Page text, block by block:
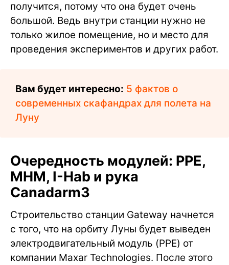
получится, потому что она будет очень
большой. Ведь внутри станции нужно не
только жилое помещение, но и место для
проведения экспериментов и других работ.
Вам будет интересно: 5 фактов о
современных скафандрах для полета на
Луну
Очередность модулей: PPE,
MHM, I-Hab и рука
Canadarm3
Строительство станции Gateway начнется
с того, что на орбиту Луны будет выведен
электродвигательный модуль (PPE) от
компании Maxar Technologies. После этого